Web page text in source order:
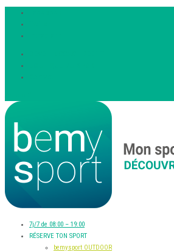
7j/7 de 08:00 – 19:00
RÉSERVE TON SPORT
bemysport OUTDOOR